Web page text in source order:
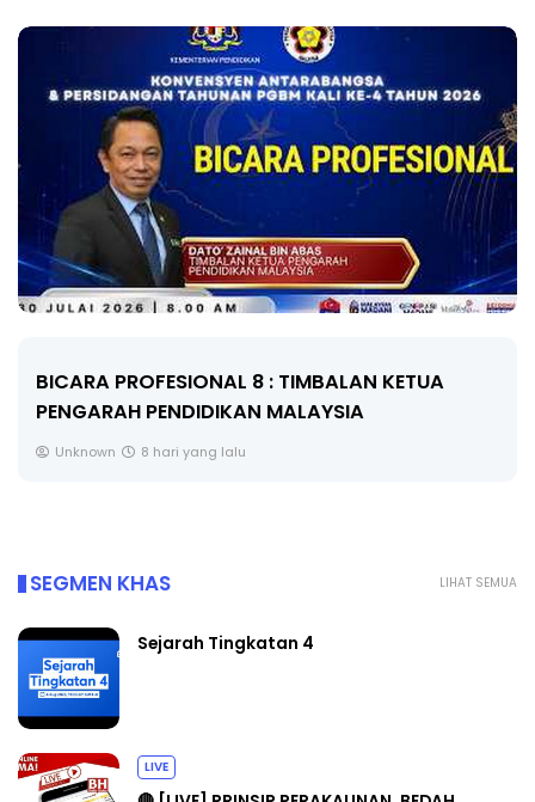
BICARA PROFESIONAL 8 : TIMBALAN KETUA
PENGARAH PENDIDIKAN MALAYSIA
Unknown 8 hari yang lalu
LIHAT SEMUA
SEGMEN KHAS
Sejarah Tingkatan 4
LIVE